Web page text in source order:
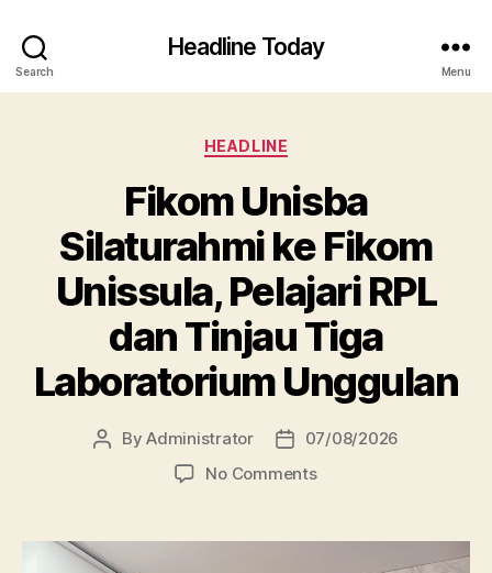
Search
Headline Today
Menu
Categories
HEADLINE
Fikom Unisba
Silaturahmi ke Fikom
Unissula, Pelajari RPL
dan Tinjau Tiga
Laboratorium Unggulan
PostByAdministrator
Post07/08/2026
No Commentson
Silaturahmi